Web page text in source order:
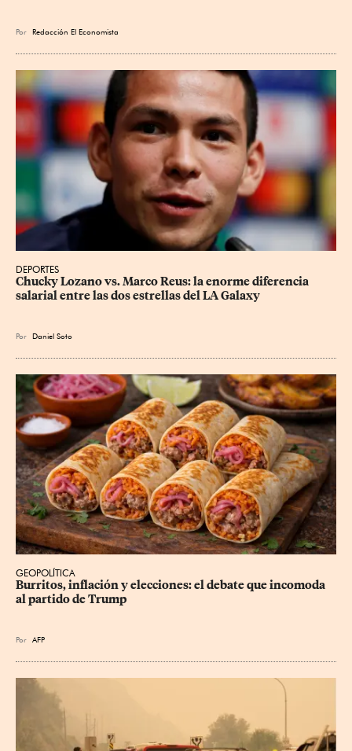
Por Redacción El Economista
DEPORTES
Chucky Lozano vs. Marco Reus: la enorme diferencia
salarial entre las dos estrellas del LA Galaxy
Por Daniel Soto
GEOPOLÍTICA
Burritos, inflación y elecciones: el debate que incomoda
al partido de Trump
Por AFP